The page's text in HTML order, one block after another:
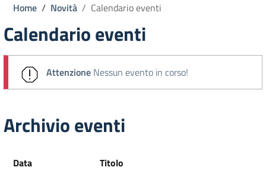
Home Novità Calendario eventi
Calendario eventi
Attenzione Nessun evento in corso!
Archivio eventi
Data Titolo